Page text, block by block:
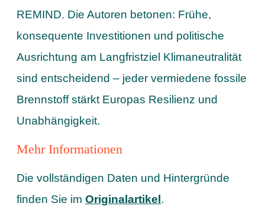
REMIND. Die Autoren betonen: Frühe,
konsequente Investitionen und politische
Ausrichtung am Langfristziel Klimaneutralität
sind entscheidend – jeder vermiedene fossile
Brennstoff stärkt Europas Resilienz und
Unabhängigkeit.
Mehr Informationen
Die vollständigen Daten und Hintergründe
finden Sie im Originalartikel .